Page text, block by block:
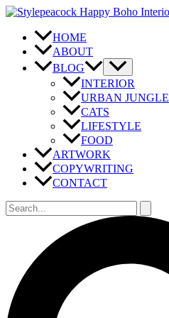
Zum
springen
HOME
ABOUT
BLOG
INTERIOR
URBAN JUNGLE
CATS
LIFESTYLE
FOOD
ARTWORK
COPYWRITING
CONTACT
Suchen
nach: